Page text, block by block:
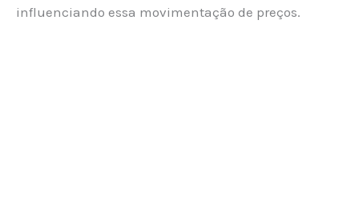
influenciando essa movimentação de preços.